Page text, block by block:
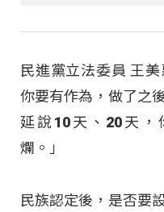
民進黨立法委員 王
你要有作為，做了之
延說10天、20天，
爛。」
民族認定後，是否要